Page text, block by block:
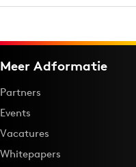
Meer Adformatie
Partners
Events
Vacatures
Whitepapers